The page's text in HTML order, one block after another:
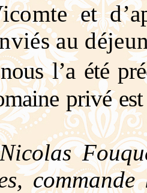
et
au
l’a été
privé
commande